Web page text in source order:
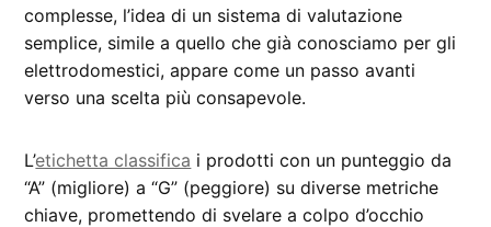
complesse, l’idea di un sistema di valutazione
semplice, simile a quello che già conosciamo per gli
elettrodomestici, appare come un passo avanti
verso una scelta più consapevole.
L’etichetta classifica i prodotti con un punteggio da
“A” (migliore) a “G” (peggiore) su diverse metriche
chiave, promettendo di svelare a colpo d’occhio